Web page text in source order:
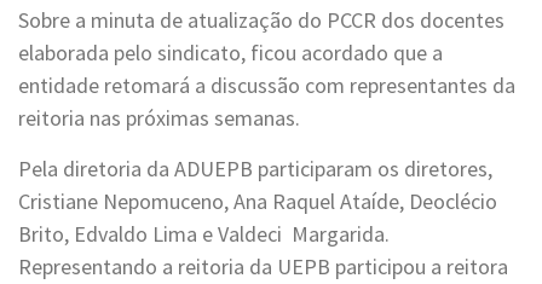
Sobre a minuta de atualização do PCCR dos docentes
elaborada pelo sindicato, ficou acordado que a
entidade retomará a discussão com representantes da
reitoria nas próximas semanas.
Pela diretoria da ADUEPB participaram os diretores,
Cristiane Nepomuceno, Ana Raquel Ataíde, Deoclécio
Brito, Edvaldo Lima e Valdeci Margarida.
Representando a reitoria da UEPB participou a reitora